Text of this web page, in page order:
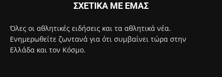
ΣΧΕΤΙΚΑ ΜΕ ΕΜΑΣ
Όλες οι αθλητικές ειδήσεις και τα αθλητικά νέα.
Ενημερωθείτε ζωντανά για ότι συμβαίνει τώρα στην
Ελλάδα και τον Κόσμο.